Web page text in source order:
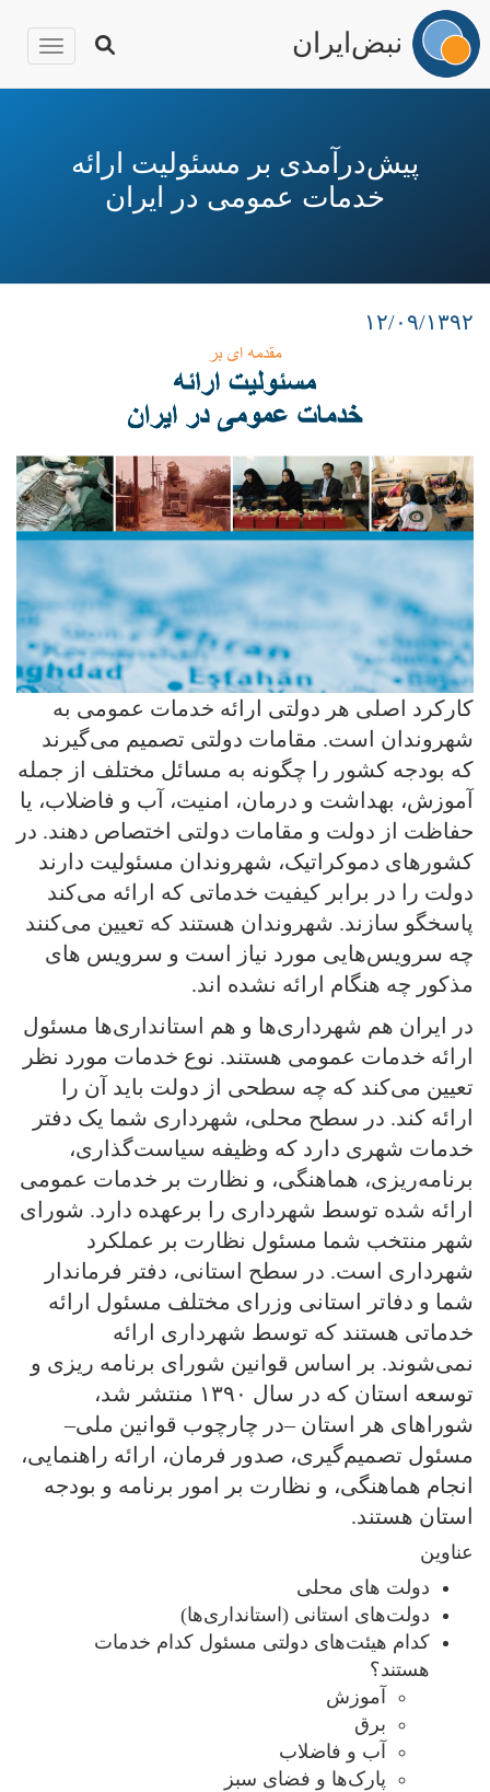
نبض‌ایران
پیش‌درآمدی بر مسئولیت ارائه
خدمات عمومی در ایران
۱۲/۰۹/۱۳۹۲
کارکرد اصلی هر دولتی ارائه خدمات عمومی به
شهروندان است. مقامات دولتی تصمیم می‌گیرند
که بودجه کشور را چگونه به مسائل مختلف از جمله
آموزش، بهداشت و درمان، امنیت، آب و فاضلاب، یا
حفاظت از دولت و مقامات دولتی اختصاص دهند. در
کشورهای دموکراتیک، شهروندان مسئولیت دارند
دولت را در برابر کیفیت خدماتی که ارائه می‌کند
پاسخگو سازند. شهروندان هستند که تعیین می‌کنند
چه سرویس‌هایی مورد نیاز است و سرویس های
مذکور چه هنگام ارائه نشده اند.
در ایران هم شهرداری‌ها و هم استانداری‌ها مسئول
ارائه خدمات عمومی هستند. نوع خدمات مورد نظر
تعیین می‌کند که چه سطحی از دولت باید آن را
ارائه کند. در سطح محلی، شهرداری شما یک دفتر
خدمات شهری دارد که وظیفه سیاست‌گذاری،
برنامه‌ریزی، هماهنگی، و نظارت بر خدمات عمومی
ارائه شده توسط شهرداری را برعهده دارد. شورای
شهر منتخب شما مسئول نظارت بر عملکرد
شهرداری است. در سطح استانی‌، دفتر فرماندار
شما و دفاتر استانی وزرای مختلف مسئول ارائه
خدماتی هستند که توسط شهرداری ارائه
نمی‌شوند. بر اساس قوانین شورای برنامه ریزی و
توسعه استان که در سال ۱۳۹۰ منتشر شد،
شوراهای هر استان –در چارچوب قوانین ملی–
مسئول تصمیم‌گیری، صدور فرمان، ارائه راهنمایی،
انجام هماهنگی، و نظارت بر امور برنامه و بودجه
استان هستند.
عناوین
دولت های محلی
دولت‌های استانی (استانداری‌ها)
کدام هیئت‌های دولتی مسئول کدام خدمات
هستند؟
آموزش
برق
آب و فاضلاب
پارک‌ها و فضای سبز